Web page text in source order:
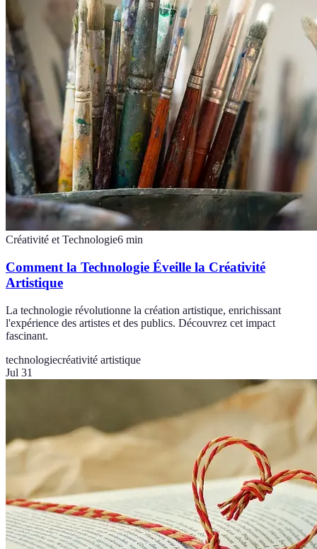
Créativité et Technologie6 min
Comment la Technologie Éveille la Créativité
Artistique
La technologie révolutionne la création artistique, enrichissant
l'expérience des artistes et des publics. Découvrez cet impact
fascinant.
technologiecréativité artistique
Jul 31